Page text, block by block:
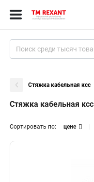
Стяжка кабельная ксс
Стяжка кабельная ксс
Сортировать по: цене